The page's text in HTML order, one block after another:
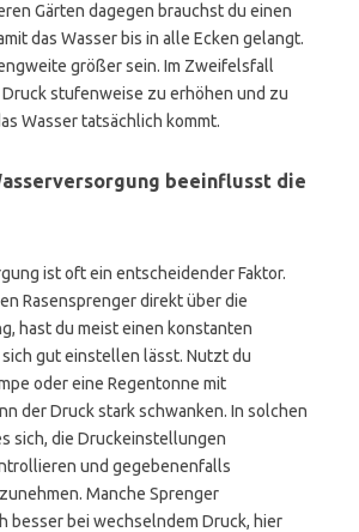
Gärten dagegen brauchst du einen
das Wasser bis in alle Ecken gelangt.
größer sein. Im Zweifelsfall
Druck stufenweise zu erhöhen und zu
Wasser tatsächlich kommt.
beeinflusst die
ist oft ein entscheidender Faktor.
Rasensprenger direkt über die
hast du meist einen konstanten
gut einstellen lässt. Nutzt du
oder eine Regentonne mit
der Druck stark schwanken. In solchen
sich, die Druckeinstellungen
und gegebenenfalls
Manche Sprenger
besser bei wechselndem Druck, hier